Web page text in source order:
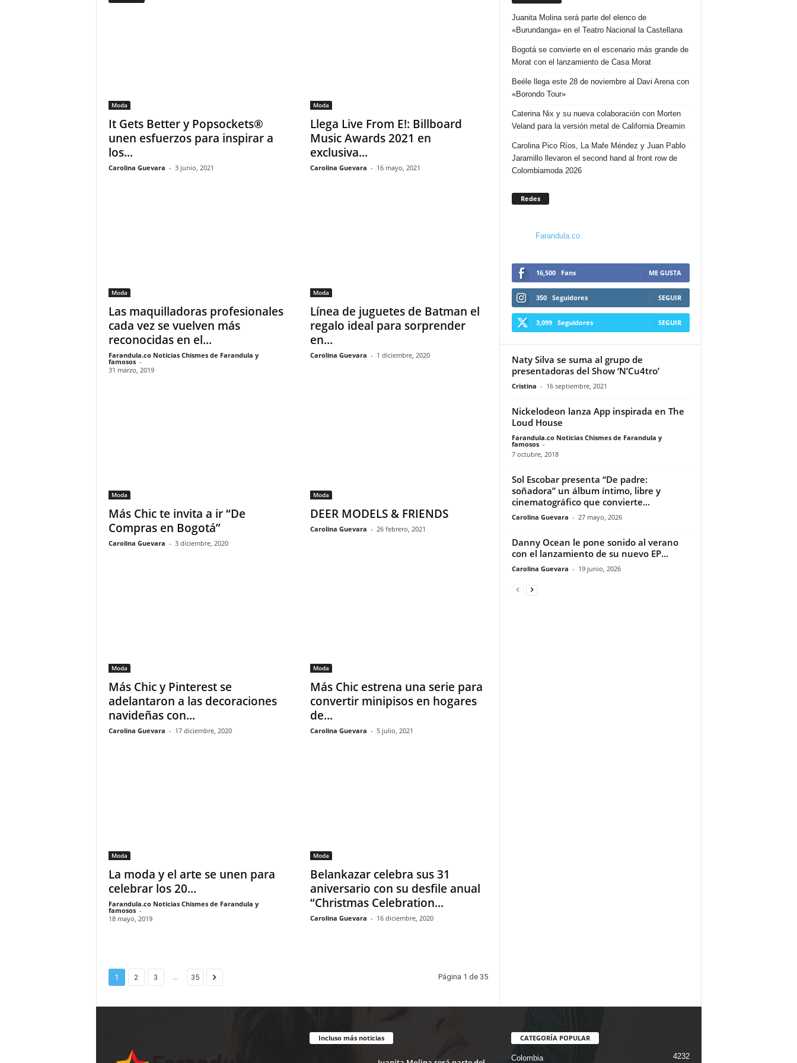
Moda
It Gets Better y Popsockets®
unen esfuerzos para inspirar a
los...
Carolina Guevara - 3 junio, 2021
Moda
Llega Live From E!: Billboard
Music Awards 2021 en
exclusiva...
Carolina Guevara - 16 mayo, 2021
Moda
Las maquilladoras profesionales
cada vez se vuelven más
reconocidas en el...
Farandula.co Noticias Chismes de Farandula y
famosos -
31 marzo, 2019
Moda
Línea de juguetes de Batman el
regalo ideal para sorprender
en...
Carolina Guevara - 1 diciembre, 2020
Moda
Más Chic te invita a ir “De
Compras en Bogotá”
Carolina Guevara - 3 diciembre, 2020
Moda
DEER MODELS & FRIENDS
Carolina Guevara - 26 febrero, 2021
Moda
Más Chic y Pinterest se
adelantaron a las decoraciones
navideñas con...
Carolina Guevara - 17 diciembre, 2020
Moda
Más Chic estrena una serie para
convertir minipisos en hogares
de...
Carolina Guevara - 5 julio, 2021
Moda
La moda y el arte se unen para
celebrar los 20...
Farandula.co Noticias Chismes de Farandula y
famosos -
18 mayo, 2019
Moda
Belankazar celebra sus 31
aniversario con su desfile anual
“Christmas Celebration...
Carolina Guevara - 16 diciembre, 2020
1 2 3 ... 35 Página 1 de 35
Juanita Molina será parte del elenco de
«Burundanga» en el Teatro Nacional la Castellana
Bogotá se convierte en el escenario más grande de
Morat con el lanzamiento de Casa Morat
Beéle llega este 28 de noviembre al Davi Arena con
«Borondo Tour»
Caterina Nix y su nueva colaboración con Morten
Veland para la versión metal de California Dreamin
Carolina Pico Ríos, La Mafe Méndez y Juan Pablo
Jaramillo llevaron el second hand al front row de
Colombiamoda 2026
Redes
Farandula.co
16,500 Fans ME GUSTA
350 Seguidores SEGUIR
3,099 Seguidores SEGUIR
Naty Silva se suma al grupo de
presentadoras del Show ‘N’Cu4tro’
Cristina - 16 septiembre, 2021
Nickelodeon lanza App inspirada en The
Loud House
Farandula.co Noticias Chismes de Farandula y
famosos -
7 octubre, 2018
Sol Escobar presenta “De padre:
soñadora” un álbum íntimo, libre y
cinematográfico que convierte...
Carolina Guevara - 27 mayo, 2026
Danny Ocean le pone sonido al verano
con el lanzamiento de su nuevo EP...
Carolina Guevara - 19 junio, 2026
Incluso más noticias CATEGORÍA POPULAR
Colombia 4232